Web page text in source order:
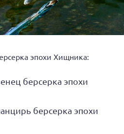
эпохи Хищника:
берсерка эпохи
берсерка эпохи